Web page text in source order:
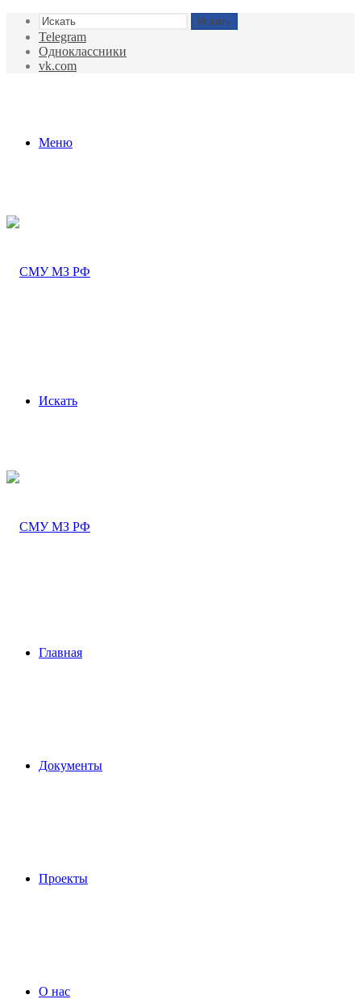
Искать
Telegram
Одноклассники
vk.com
Меню
Искать
Главная
Документы
Проекты
О нас